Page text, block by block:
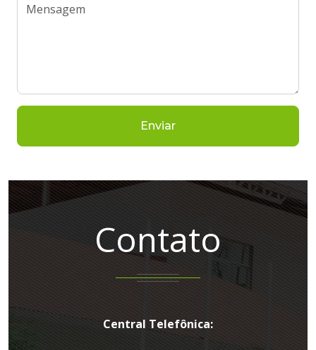
Mensagem
Enviar
Contato
Central Telefônica: